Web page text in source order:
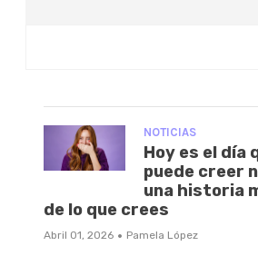
NOTICIAS
Hoy es el día
puede creer
una historia
de lo que crees
Abril 01, 2026 · Pamela López